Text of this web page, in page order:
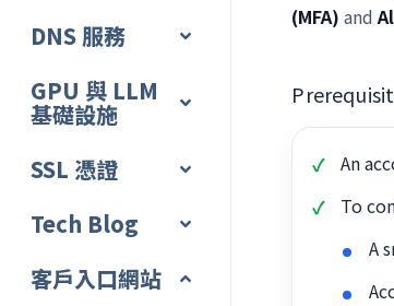
DNS 服務
GPU 與 LLM
基礎設施
SSL 憑證
Tech Blog
客戶入口網站
(MFA) and
An
To
A